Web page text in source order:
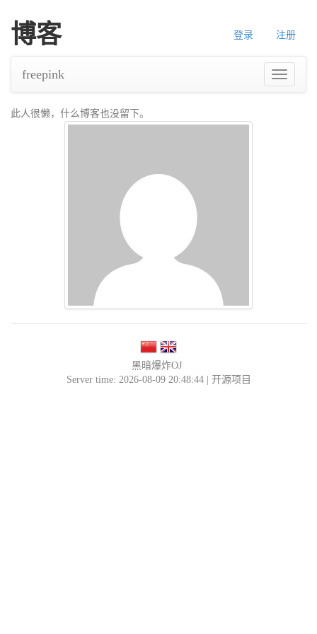
登录 注册
博客
导
航
freepink
此人很懒，什么博客也没留下。
黑暗爆炸OJ
Server time: 2026-08-09 20:48:44 | 开源项目